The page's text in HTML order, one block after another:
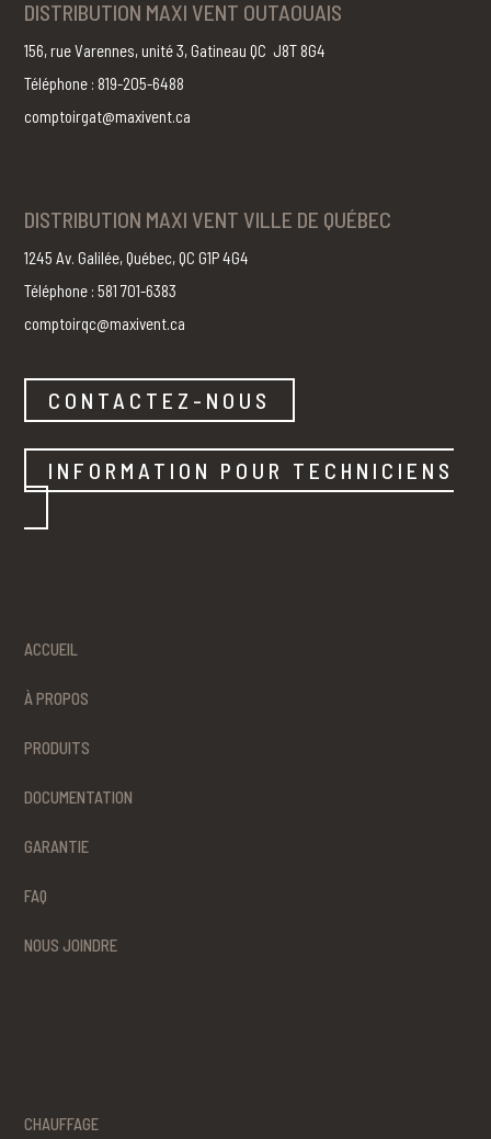
DISTRIBUTION MAXI VENT OUTAOUAIS
156, rue Varennes, unité 3, Gatineau QC J8T 8G4
Téléphone : 819-205-6488
comptoirgat@maxivent.ca
DISTRIBUTION MAXI VENT VILLE DE QUÉBEC
1245 Av. Galilée, Québec, QC G1P 4G4
Téléphone : 581 701-6383
comptoirqc@maxivent.ca
CONTACTEZ-NOUS
INFORMATION POUR TECHNICIENS
ACCUEIL
À PROPOS
PRODUITS
DOCUMENTATION
GARANTIE
FAQ
NOUS JOINDRE
CHAUFFAGE